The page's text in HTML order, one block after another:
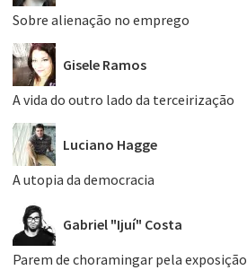
Sobre alienação no emprego
Gisele Ramos
A vida do outro lado da terceirização
Luciano Hagge
A utopia da democracia
Gabriel "Ijuí" Costa
Parem de choramingar pela exposição